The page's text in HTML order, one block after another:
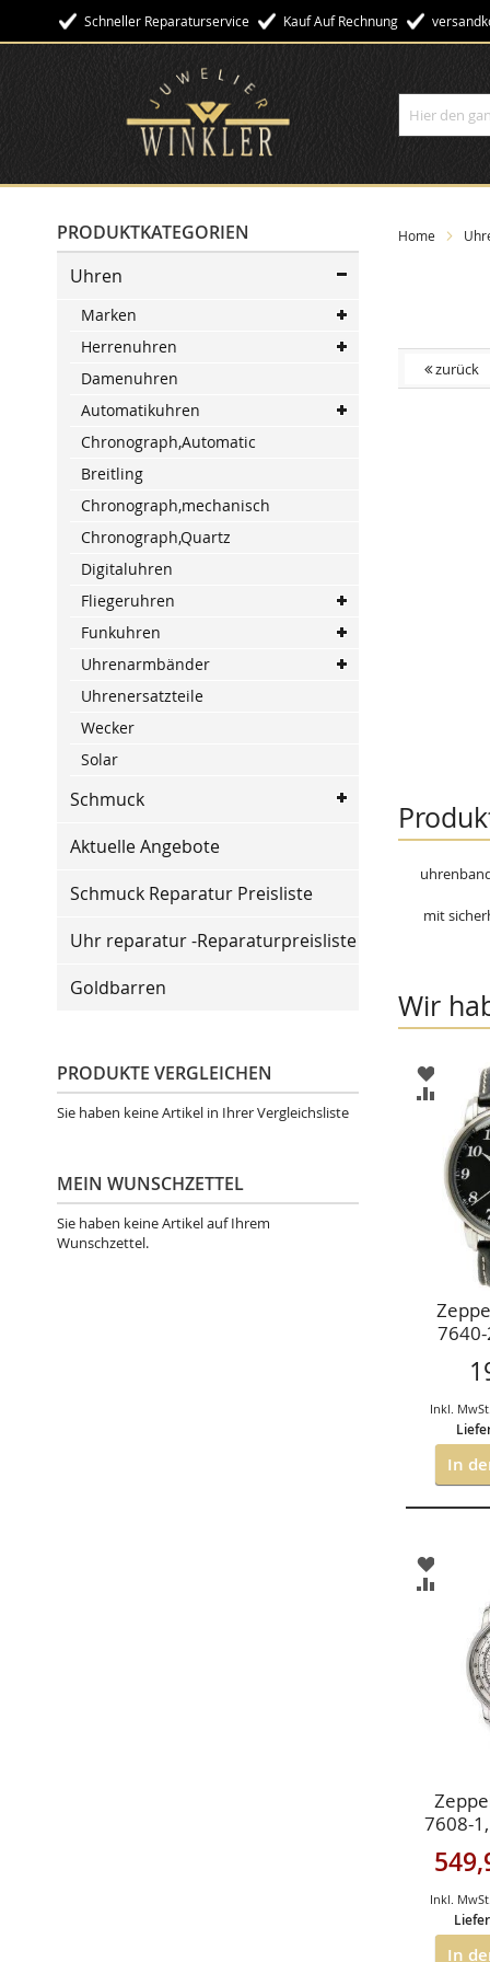
Schneller Reparaturservice Kauf Auf Rechnung
Suche
Home
zurück
to
the
beginning
gallery
mit
Wir
ZUR
ZUR
Inkl.
In
ZUR
ZUR
7608-
100
Inkl.
In
PRODUKTKATEGORIEN
Uhren
Marken
Herrenuhren
Damenuhren
Automatikuhren
Chronograph,Automatic
Breitling
Chronograph,mechanisch
Chronograph,Quartz
Digitaluhren
Fliegeruhren
Funkuhren
Uhrenarmbänder
Uhrenersatzteile
Wecker
Solar
Schmuck
Aktuelle Angebote
Schmuck Reparatur Preisliste
Uhr reparatur -Reparaturpreisliste
Goldbarren
PRODUKTE VERGLEICHEN
Sie haben keine Artikel in Ihrer Vergleichsliste
MEIN WUNSCHZETTEL
Sie haben keine Artikel auf Ihrem
Wunschzettel.